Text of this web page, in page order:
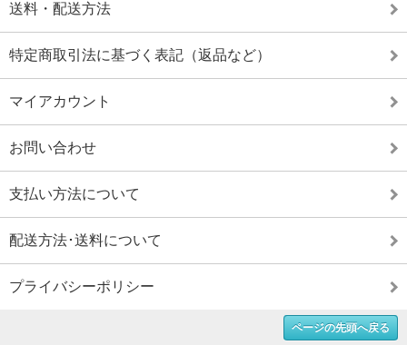
送料・配送方法
特定商取引法に基づく表記（返品など）
マイアカウント
お問い合わせ
支払い方法について
配送方法･送料について
プライバシーポリシー
ページの先頭へ戻る